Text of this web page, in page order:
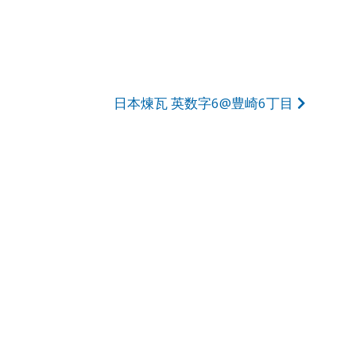
日本煉瓦 英数字6@豊崎6丁目